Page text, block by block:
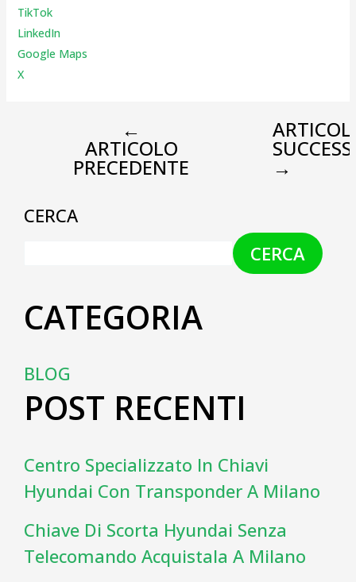
TikTok
LinkedIn
Google Maps
X
←
ARTICOLO
PRECEDENTE →
CERCA
CERCA
CATEGORIA
BLOG
POST RECENTI
Centro Specializzato In Chiavi
Hyundai Con Transponder A Milano
Chiave Di Scorta Hyundai Senza
Telecomando Acquistala A Milano